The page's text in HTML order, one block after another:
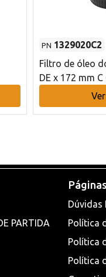
PN 1329020C2
Filtro de óleo
DE x 172 mm C
PARTIDA
Dúvidas
Política
Política
Política